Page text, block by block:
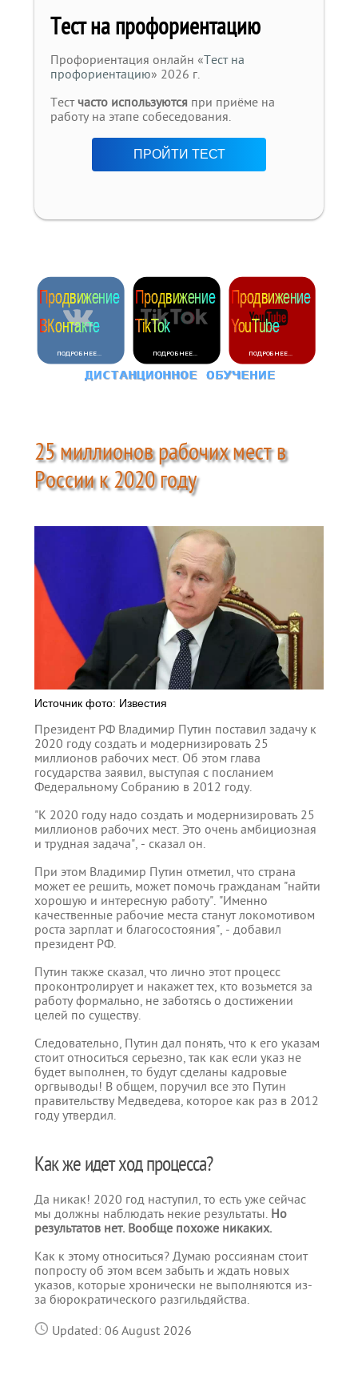
Тест на профориентацию
Профориентация онлайн «Тест на
профориентацию» 2026 г.
Тестчасто используются при приёме на
работу на этапе собеседования.
ПРОЙТИ ТЕСТ
25 миллионов рабочих мест в
России к 2020 году
Источник фото: Известия
Президент РФ Владимир Путин поставил задачу к
2020 году создать и модернизировать 25
миллионов рабочих мест. Об этом глава
государства заявил, выступая с посланием
Федеральному Собранию в 2012 году.
"К 2020 году надо создать и модернизировать 25
миллионов рабочих мест. Это очень амбициозная
и трудная задача", - сказал он.
При этом Владимир Путин отметил, что страна
может ее решить, может помочь гражданам "найти
хорошую и интересную работу". "Именно
качественные рабочие места станут локомотивом
роста зарплат и благосостояния", - добавил
президент РФ.
Путин также сказал, что лично этот процесс
проконтролирует и накажет тех, кто возьмется за
работу формально, не заботясь о достижении
целей по существу.
Следовательно, Путин дал понять, что к его указам
стоит относиться серьезно, так как если указ не
будет выполнен, то будут сделаны кадровые
оргвыводы! В общем, поручил все это Путин
правительству Медведева, которое как раз в 2012
году утвердил.
Как же идет ход процесса?
Да никак! 2020 год наступил, то есть уже сейчас
мы должны наблюдать некие результаты. Но
результатов нет. Вообще похоже никаких.
Как к этому относиться? Думаю россиянам стоит
попросту об этом всем забыть и ждать новых
указов, которые хронически не выполняются из-
за бюрократического разгильдяйства.
Updated: 06 August 2026